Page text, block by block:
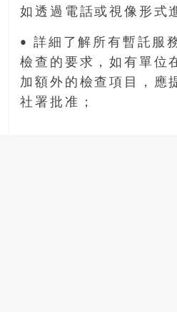
如透過電話或視像形式
• 詳細了解所有暫託服
檢查的要求，如有單位
加額外的檢查項目，應
社署批准；